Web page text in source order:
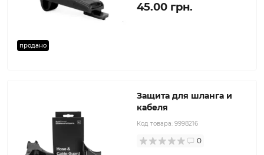
продано
45.00 грн.
Защита для шланга и
кабеля
Код товара: 9998216
0